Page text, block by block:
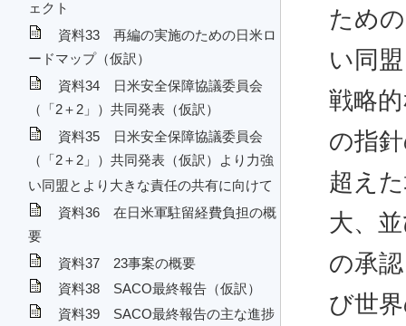
ェクト
資料33 再編の実施のための日米ロ
ードマップ（仮訳）
資料34 日米安全保障協議委員会
（「2＋2」）共同発表（仮訳）
資料35 日米安全保障協議委員会
（「2＋2」）共同発表（仮訳）より力強
い同盟とより大きな責任の共有に向けて
資料36 在日米軍駐留経費負担の概
要
資料37 23事案の概要
資料38 SACO最終報告（仮訳）
資料39 SACO最終報告の主な進捗
ため
い同
戦略
の指
超え
大、
の承
び世